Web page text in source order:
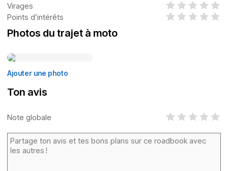
Virages
Points d’intérêts
Photos du trajet à moto
Ajouter une photo
Ton avis
Note globale